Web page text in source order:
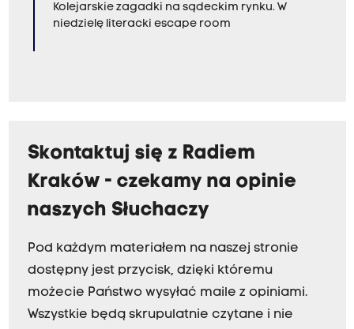
Kolejarskie zagadki na sądeckim rynku. W
niedzielę literacki escape room
Skontaktuj się z Radiem
Kraków - czekamy na opinie
naszych Słuchaczy
Pod każdym materiałem na naszej stronie
dostępny jest przycisk, dzięki któremu
możecie Państwo wysyłać maile z opiniami.
Wszystkie będą skrupulatnie czytane i nie